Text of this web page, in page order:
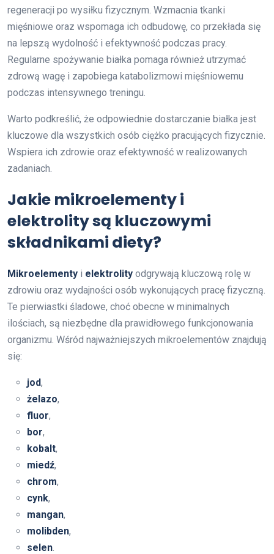
regeneracji po wysiłku fizycznym. Wzmacnia tkanki
mięśniowe oraz wspomaga ich odbudowę, co przekłada się
na lepszą wydolność i efektywność podczas pracy.
Regularne spożywanie białka pomaga również utrzymać
zdrową wagę i zapobiega katabolizmowi mięśniowemu
podczas intensywnego treningu.
Warto podkreślić, że odpowiednie dostarczanie białka jest
kluczowe dla wszystkich osób ciężko pracujących fizycznie.
Wspiera ich zdrowie oraz efektywność w realizowanych
zadaniach.
Jakie mikroelementy i
elektrolity są kluczowymi
składnikami diety?
Mikroelementy i elektrolity odgrywają kluczową rolę w
zdrowiu oraz wydajności osób wykonujących pracę fizyczną.
Te pierwiastki śladowe, choć obecne w minimalnych
ilościach, są niezbędne dla prawidłowego funkcjonowania
organizmu. Wśród najważniejszych mikroelementów znajdują
się:
jod,
żelazo,
fluor,
bor,
kobalt,
miedź,
chrom,
cynk,
mangan,
molibden,
selen